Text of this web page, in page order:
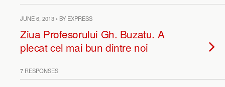
JUNE 6, 2013 • BY EXPRESS
Ziua Profesorului Gh. Buzatu. A
plecat cel mai bun dintre noi
7 RESPONSES